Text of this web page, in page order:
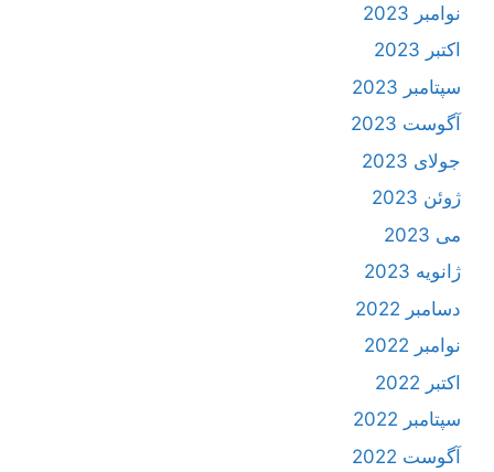
نوامبر 2023
اکتبر 2023
سپتامبر 2023
آگوست 2023
جولای 2023
ژوئن 2023
می 2023
ژانویه 2023
دسامبر 2022
نوامبر 2022
اکتبر 2022
سپتامبر 2022
آگوست 2022